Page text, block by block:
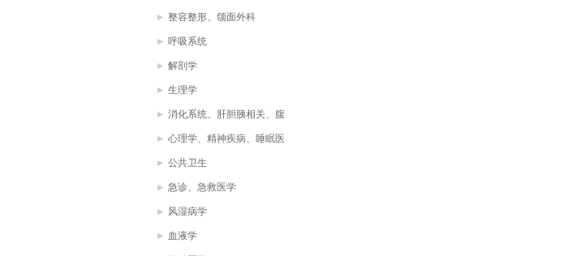
整容整形、颌面外科
呼吸系统
解剖学
生理学
消化系统、肝胆胰相关、腹
部疾病
心理学、精神疾病、睡眠医
学
公共卫生
急诊、急救医学
风湿病学
血液学